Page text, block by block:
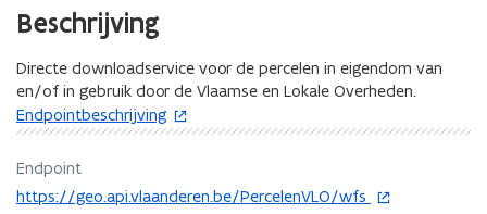
Beschrijving
Directe downloadservice voor de percelen in eigendom van
en/of in gebruik door de Vlaamse en Lokale Overheden.
Endpointbeschrijving
o
p
e
n
Endpoint
https://geo.api.vlaanderen.be/PercelenVLO/wfs
o